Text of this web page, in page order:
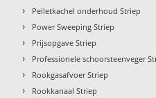
› Pelletkachel onderhoud Striep
› Power Sweeping Striep
› Prijsopgave Striep
› Professionele schoorsteenveger
› Rookgasafvoer Striep
› Rookkanaal Striep